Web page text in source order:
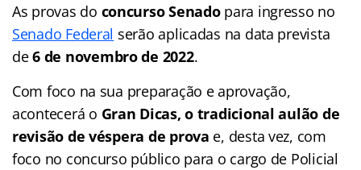
As provas do concurso Senado para ingresso no
Senado Federal serão aplicadas na data prevista
de6 de novembro de 2022.
Com foco na sua preparação e aprovação,
acontecerá o Gran Dicas, o tradicional aulão de
revisão de véspera de prova e, desta vez, com
foco no concurso público para o cargo de Policial